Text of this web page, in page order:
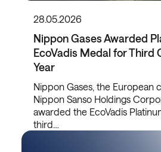
28.05.2026
Nippon Gases Awarded
EcoVadis Medal for Third
Year
Nippon Gases, the European
Nippon Sanso Holdings
awarded the EcoVadis
third…